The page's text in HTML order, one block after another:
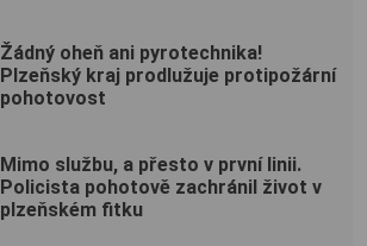
Žádný oheň ani pyrotechnika!
Plzeňský kraj prodlužuje protipožární
pohotovost
Mimo službu, a přesto v první linii.
Policista pohotově zachránil život v
plzeňském fitku